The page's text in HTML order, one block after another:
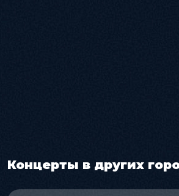
Концерты в других